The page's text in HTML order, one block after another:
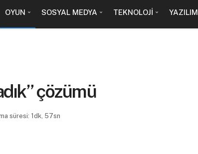
OYUN SOSYAL MEDYA TEKNOLOJI YAZILIM
çözümü
süresi: 1dk, 57sn